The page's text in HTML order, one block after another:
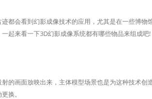
都会看到幻影成像技术的应用，尤其是在一些博物
起来看一下3D幻影成像系统都有哪些物品来组成吧!
画面放映出来，主体模型场景也是为这种技术创
换。